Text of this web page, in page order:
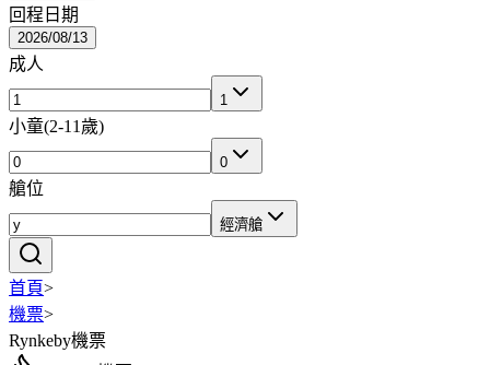
回程日期
2026/08/13
成人
1
小童(2-11歲)
0
艙位
經濟艙
首頁>
機票>
Rynkeby機票